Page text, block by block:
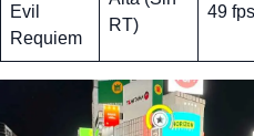
Evil
Requiem
RT)
49 fps